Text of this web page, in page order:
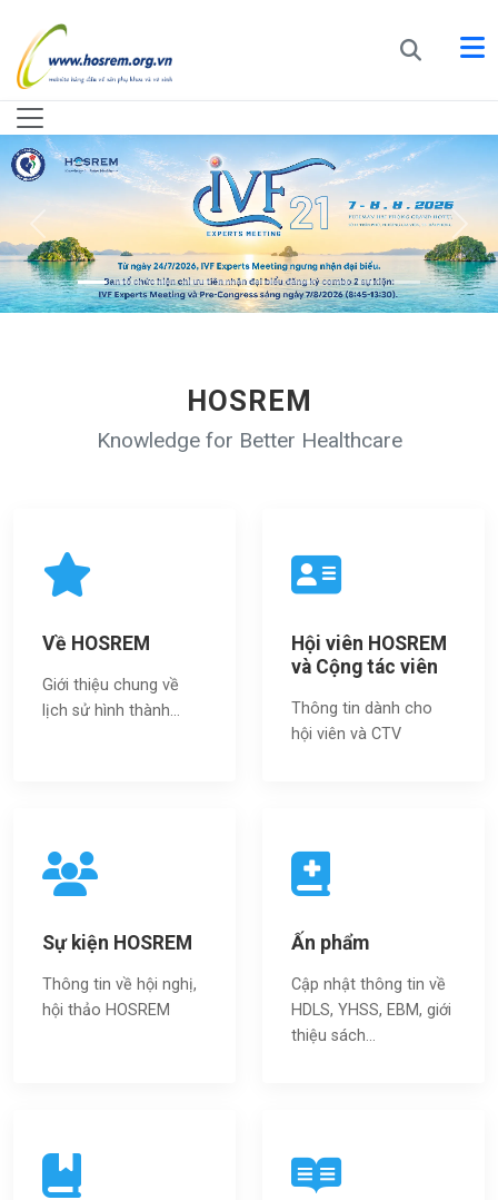
HOSREM
Knowledge for Better Healthcare
Về HOSREM
Giới thiệu chung về
lịch sử hình thành...
Hội viên HOSREM
và Cộng tác viên
Thông tin dành cho
hội viên và CTV
Sự kiện HOSREM
Thông tin về hội nghị,
hội thảo HOSREM
Ấn phẩm
Cập nhật thông tin về
HDLS, YHSS, EBM, giới
thiệu sách…